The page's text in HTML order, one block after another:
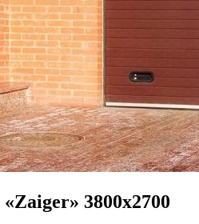
3800x2700